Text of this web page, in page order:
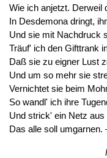
Wie ich anjetzt. Derweil
In Desdemona dringt,
Und sie mit Nachdruck
Träuf' ich den Gifttrank
Daß sie zu eigner Lust
Und um so mehr sie
Vernichtet sie beim
So wandl' ich ihre
Und strick' ein Netz aus
Das alle soll umgarnen.